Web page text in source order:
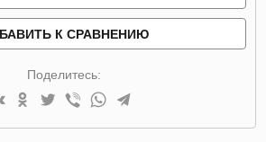
К СРАВНЕНИЮ
Поделитесь: